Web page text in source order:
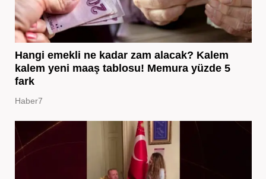
Hangi emekli ne kadar zam alacak? Kalem
kalem yeni maaş tablosu! Memura yüzde 5
fark
Haber7